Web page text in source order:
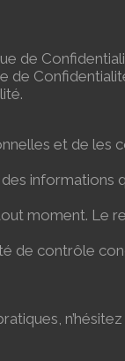
de
de
et de les
informations
moment. Le
de contrôle
n’hésitez